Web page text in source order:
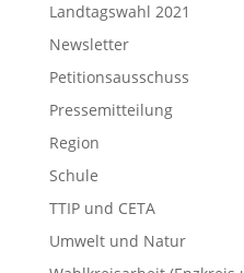
Landtagswahl 2021
Newsletter
Petitionsausschuss
Pressemitteilung
Region
Schule
TTIP und CETA
Umwelt und Natur